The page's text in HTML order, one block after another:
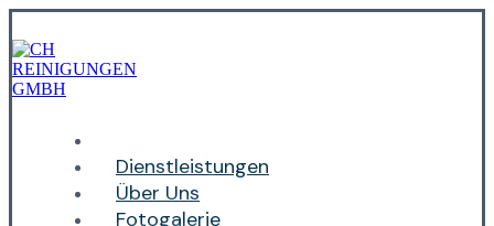
Dienstleistungen
Über Uns
Fotogalerie